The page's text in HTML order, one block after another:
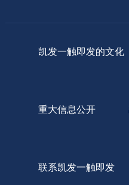
凯发一触即发的文化
重大信息公开
联系凯发一触即发